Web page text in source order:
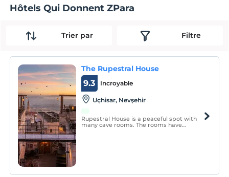
Hôtels Qui Donnent ZPara
Trier par Filtre
The Rupestral House
Incroyable
9.3
Uçhisar, Nevşehir
Rupestral House is a peaceful spot with
many cave rooms. The rooms have